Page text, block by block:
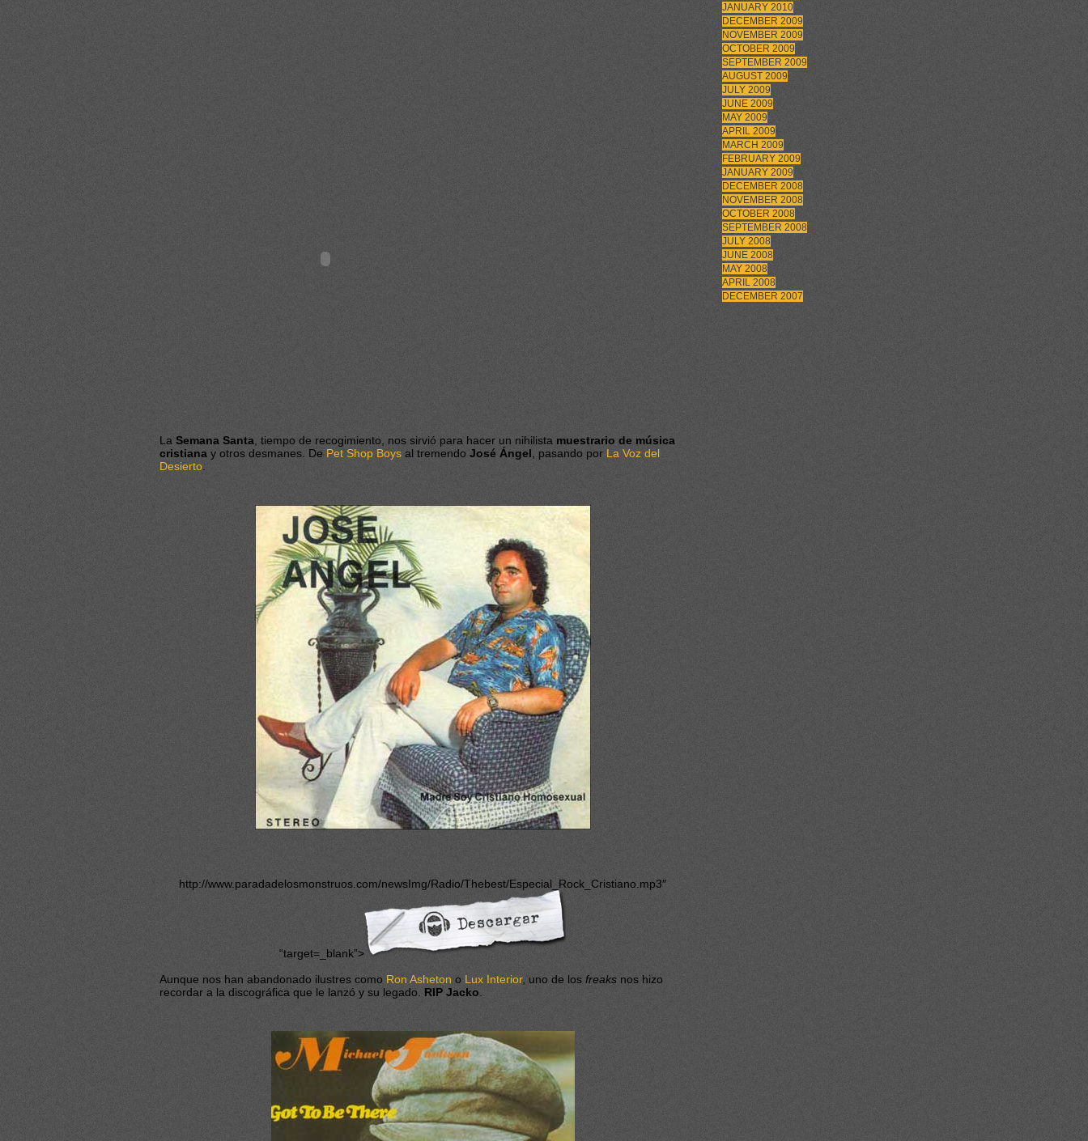
La Semana Santa , tiempo de recogimiento, nos sirvió para hacer un nihilista muestrario de música
cristiana y otros desmanes. De Pet Shop Boys al tremendo José Ángel , pasando por La Voz del
Desierto
http://www.paradadelosmonstruos.com/newsImg/Radio/Thebest/Especial_Rock_Cristiano.mp3″
“target=_blank”>
Aunque nos han abandonado ilustres como Ron Asheton o Lux Interior, uno de los freaks nos hizo
recordar a la discográfica que le lanzó y su legado. RIP Jacko
JANUARY 2010
DECEMBER 2009
NOVEMBER 2009
OCTOBER 2009
SEPTEMBER 2009
AUGUST 2009
JULY 2009
JUNE 2009
MAY 2009
APRIL 2009
MARCH 2009
FEBRUARY 2009
JANUARY 2009
DECEMBER 2008
NOVEMBER 2008
OCTOBER 2008
SEPTEMBER 2008
JULY 2008
JUNE 2008
MAY 2008
APRIL 2008
DECEMBER 2007